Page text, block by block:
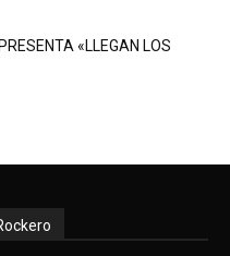
«LLEGAN LOS